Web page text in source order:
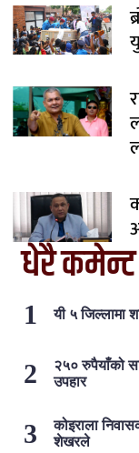
धेरै कमेन्ट
यी ५ जिल्लामा
२५० रुपैयाँको
उपहार
कोइराला
शेखरले